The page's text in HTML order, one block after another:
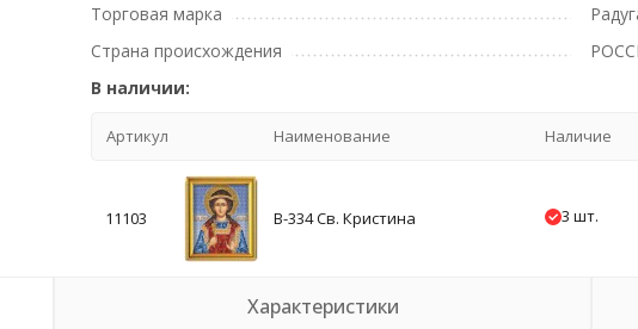
Торговая марка
Страна происхождения
В наличии:
Артикул Наименование Наличие
11103 В-334 Св. Кристина 3 шт.
Характеристики